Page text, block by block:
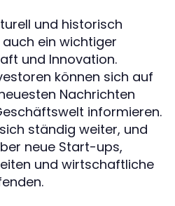
und historisch
ein wichtiger
und Innovation.
können sich auf
Nachrichten
informieren.
ständig weiter, und
neue Start-ups,
und wirtschaftliche